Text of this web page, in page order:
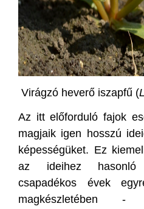
Virágzó heverő iszapfű (
Az itt előforduló fajok
magjaik igen hosszú
képességüket. Ez
az ideihez hasonló
csapadékos évek
magkészletében -